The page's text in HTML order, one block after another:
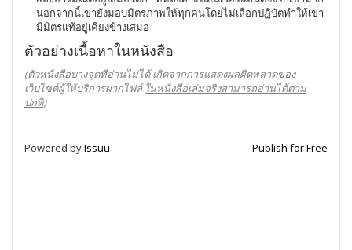
นอกจากนี้เขายังมอบมิตรภาพให้ทุกคนโดยไม่เลือกปฏิบัตทำให้เขา
มีมิตรแท้อยู่เคียงข้างเสมอ
ตัวอย่างเนื้อหาในหนังสือ
(ตัวหนังสือบางจุดที่อ่านไม่ได้ เกิดจากการแสดงผลผิดพลาดของ
เว็บไซต์ผู้ให้บริการฝากไฟล์ ในหนังสือเล่มจริงสามารถอ่านได้ตาม
ปกติ)
Powered byIssuu Publish for Free